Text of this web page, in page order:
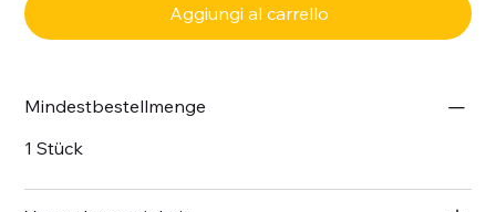
Aggiungi al carrello
Mindestbestellmenge
1 Stück